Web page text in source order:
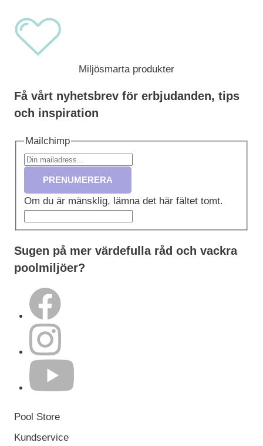
Miljösmarta produkter
Få vårt nyhetsbrev för erbjudanden, tips
och inspiration
Mailchimp
PRENUMERERA
Om du är mänsklig, lämna det här fältet tomt.
Sugen på mer värdefulla råd och vackra
poolmiljöer?
Pool Store
Kundservice